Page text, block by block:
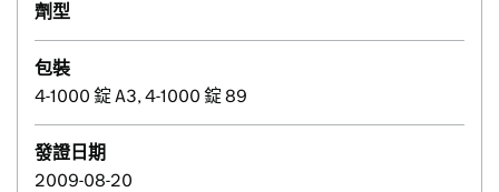
劑型
包裝
4-1000 錠 A3, 4-1000 錠 89
發證日期
2009-08-20